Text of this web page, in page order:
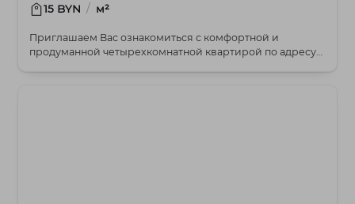
15 BYN / м²
Приглашаем Вас ознакомиться с комфортной и
продуманной четырехкомнатной квартирой по адресу